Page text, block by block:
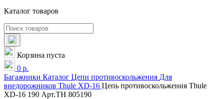
Каталог товаров
Корзина пуста
0 р.
Багажники Каталог Цепи противоскольжения Для
внедорожников Thule XD-16 Цепь противоскольжения Thule
XD-16 190 Арт.TH 805190